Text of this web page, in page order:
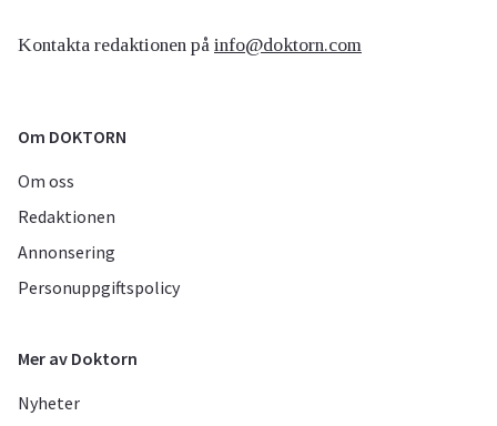
Kontakta redaktionen på info@doktorn.com
Om DOKTORN
Om oss
Redaktionen
Annonsering
Personuppgiftspolicy
Mer av Doktorn
Nyheter